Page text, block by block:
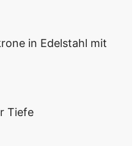
in Edelstahl mit
Tiefe